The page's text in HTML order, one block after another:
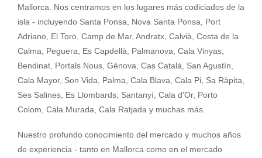
Mallorca. Nos centramos en los lugares más codiciados de la
isla - incluyendo Santa Ponsa, Nova Santa Ponsa, Port
Adriano, El Toro, Camp de Mar, Andratx, Calvià, Costa de la
Calma, Peguera, Es Capdellà, Palmanova, Cala Vinyas,
Bendinat, Portals Nous, Génova, Cas Català, San Agustín,
Cala Mayor, Son Vida, Palma, Cala Blava, Cala Pi, Sa Ràpita,
Ses Salines, Es Llombards, Santanyí, Cala d'Or, Porto
Colom, Cala Murada, Cala Ratjada y muchas más.
Nuestro profundo conocimiento del mercado y muchos años
de experiencia - tanto en Mallorca como en el mercado